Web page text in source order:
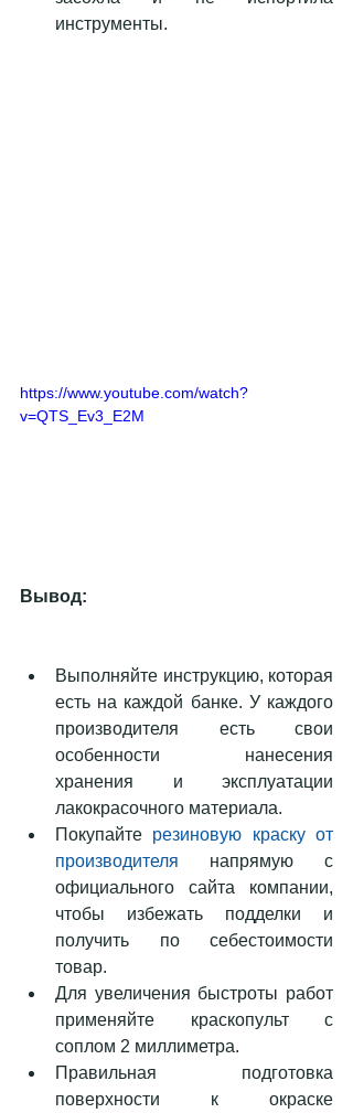
инструменты.
https://www.youtube.com/watch?
v=QTS_Ev3_E2M
Вывод:
Выполняйте инструкцию, которая
есть на каждой банке. У каждого
производителя есть свои
особенности нанесения
хранения и эксплуатации
лакокрасочного материала.
Покупайте резиновую краску от
производителя напрямую с
официального сайта компании,
чтобы избежать подделки и
получить по себестоимости
товар.
Для увеличения быстроты работ
применяйте краскопульт с
соплом 2 миллиметра.
Правильная подготовка
поверхности к окраске